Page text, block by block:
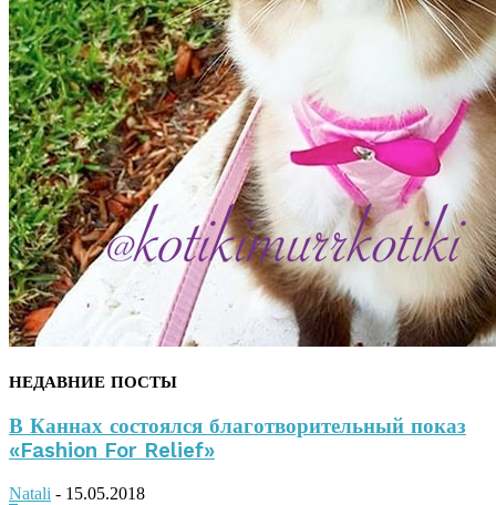
НЕДАВНИЕ ПОСТЫ
В Каннах состоялся благотворительный показ
«Fashion For Relief»
Natali - 15.05.2018